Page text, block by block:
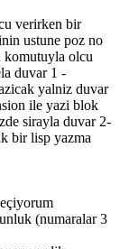
verirken bir
ustune poz no
komutuyla olcu
duvar 1 -
yalniz duvar
ile yazi blok
sirayla duvar 2-
bir lisp yazma
(numaralar 3